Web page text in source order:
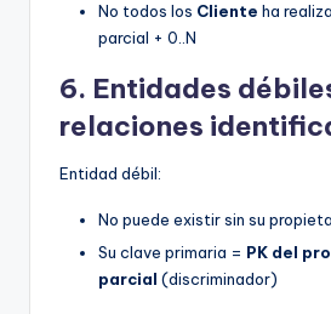
No todos los Cliente ha
parcial + 0..N
6. Entidades
relaciones
Entidad débil:
No puede existir sin su
Su clave primaria = PK del
parcial (discriminador)